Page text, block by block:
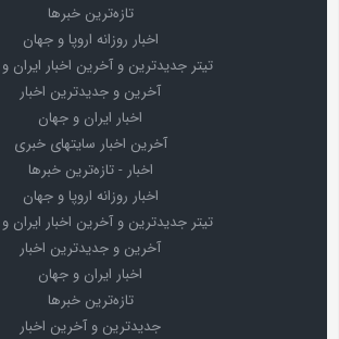
تازه‌ترین خبرها
اخبار روزانه اروپا و جهان
تیتر جدیدترین و آخرین اخبار ایران
آخرین و جدیدترین اخبار
اخبار ایران و جهان
آخرین اخبار سایتهای خبری
اخبار - تازه‌ترین خبرها
اخبار روزانه اروپا و جهان
تیتر جدیدترین و آخرین اخبار ایران
آخرین و جدیدترین اخبار
اخبار ایران و جهان
تازه‌ترین خبرها
جدیدترین و آخرین اخبار